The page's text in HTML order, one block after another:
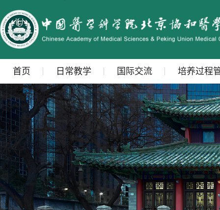
首页 日常教学 国际交流 培养过程